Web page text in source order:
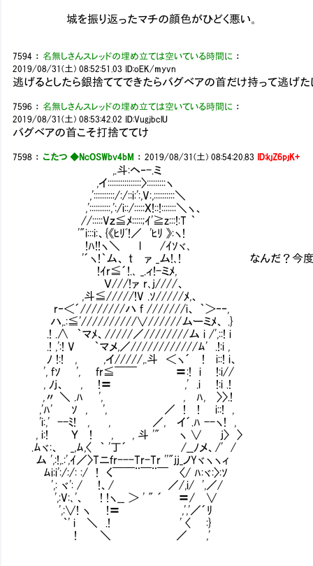
城を振り返ったマチの顔色がひどく悪い。
7594 ： 名無しさんスレッドの埋め立ては空いている時間に ：
2019/08/31(土) 08:52:51.03 ID:oEK/myvn
逃げるとしたら銀捨ててできたらバグベアの首だけ持って逃げ
7596 ： 名無しさんスレッドの埋め立ては空いている時間に ：
2019/08/31(土) 08:53:42.02 ID:VugjbclU
バグベアの首こそ打捨ててけ
7598 ： こたつ ◆NcOSWbv4bM ：2019/08/31(土) 08:54:20.83 ID:kjZ6pjK+
,.斗:ヘ‐-.ミ
,イ::::::::::::::::〉:::::::::ヽ
,'::::::::::/:/::i:':,V:,::::::::::＼
,'::::::::::,':/i::/:::::X!::!:::::::＼ヽ、
//:::::Vｚ≦ﾒ:::::;ｲ'≧z:::!:T ｀
'"i:::i:、{《ﾋﾘﾞ!／ 'ﾋﾘ 》:ヽ!
!ﾊ!!ヽ＼ l /ｲｿヾ､
'´ヽ!｀ム、 t ァ _ム!､! なんだ？今度はオー
!ｲr≦´!.､ _.ィ!-ミﾒ,
Ｖ///!ァ r､j////、
,斗≦/////!V .ｿ/////ﾒ,、
r‐＜´////////ハ f ///////i、 ｀＞‐‐,
ハ,.:≦'//////////∨//////ムーミﾒ、 .}
.! .∧ ｀マﾒ、/////／////////ム i /',::! i
.! ,':! V ｀マメ,／////////////ﾑ' .!:i ,
ﾉ !:! , ,イ/////,.斗 ＜ヽ´ ! i::! i、
', fｿ ', fr≦￣￣ 〓:! i !:i//
, ﾉj、 , !〓 ,' .i !:i .!
,〃 ＼ .ﾊ ', , ﾊ, 〉〉.!
,'ﾊ' ｿ , ', ／ ! ! i::! ,
'i:,' --ﾐ! , , ／, イ´.ﾊ --ヽ! ,
, i:! Ｙ ! , , 斗 '" ヽ ∨ j〉 〉
.ﾑヾ:、 _,ﾑ,〈 ｀ '丁´ /__ﾉメ、/' /
ム ',:!,.:',ｲ／〉Tニｆr---Tr-Tr ''"jj_ノYヾヽヽィ
ﾑi:i':/:/: :/ ! く￣￣¨￣¨￣ 〈/ ﾊ:ヾ:〉:ｿ
',: ヾ': / !、/ ／/,i/ ',／/
',:V:､'、 ! !ヽ__ ＞ ' " ´ 〓/ ∨
',:∨! ヽ !〓 ,','／´ﾘ
｀' i ＼ .! ' 〈 :}
! ＼ ／ ,'